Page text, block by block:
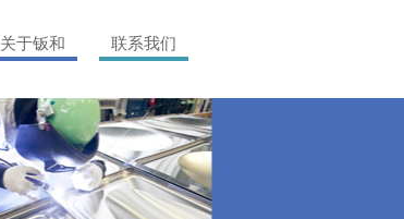
关于钣和 联系我们